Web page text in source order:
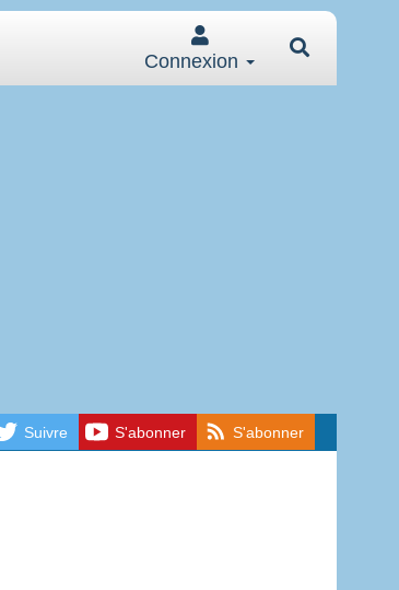
Connexion
Suivre S'abonner S'abonner